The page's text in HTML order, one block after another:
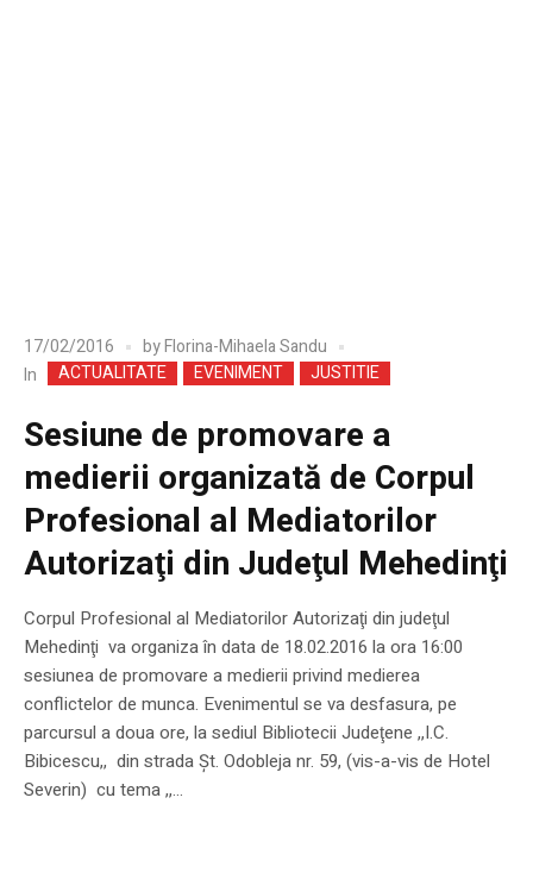
17/02/2016 byFlorina-Mihaela Sandu
In
ACTUALITATE EVENIMENT JUSTITIE
Sesiune de promovare a
medierii organizată de Corpul
Profesional al Mediatorilor
Autorizaţi din Judeţul Mehedinţi
Corpul Profesional al Mediatorilor Autorizaţi din judeţul
Mehedinţi va organiza în data de 18.02.2016 la ora 16:00
sesiunea de promovare a medierii privind medierea
conflictelor de munca. Evenimentul se va desfasura, pe
parcursul a doua ore, la sediul Bibliotecii Judeţene ,,I.C.
Bibicescu,, din strada Şt. Odobleja nr. 59, (vis-a-vis de Hotel
Severin) cu tema ,,...